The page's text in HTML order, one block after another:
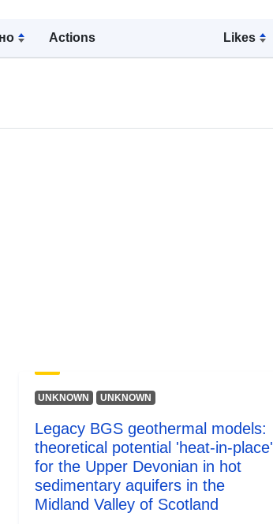
Actions Likes
UNKNOWN UNKNOWN
Legacy BGS geothermal models:
theoretical potential 'heat-in-place'
for the Upper Devonian in hot
sedimentary aquifers in the
Midland Valley of Scotland